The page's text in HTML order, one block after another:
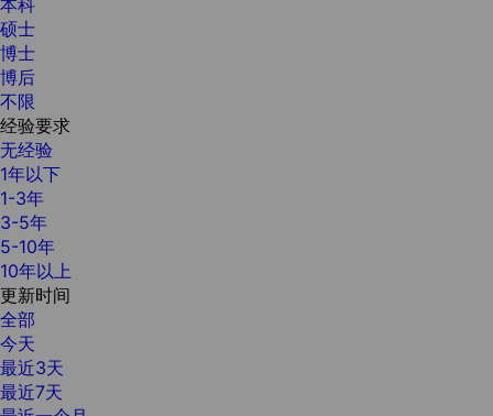
硕士
博士
博后
不限
经验要求
无经验
1年以下
1-3年
3-5年
5-10年
10年以上
更新时间
全部
今天
最近3天
最近7天